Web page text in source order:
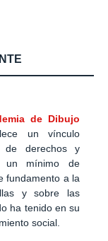
de Dibujo
un vínculo
de derechos y
un mínimo de
fundamento a la
y sobre las
ha tenido en su
social.